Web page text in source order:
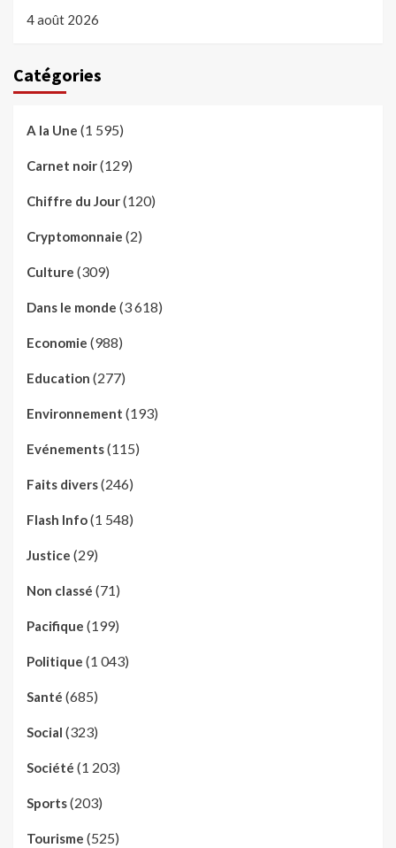
4 août 2026
Catégories
A la Une (1 595)
Carnet noir(129)
Chiffre du Jour(120)
Cryptomonnaie (2)
Culture (309)
Dans le monde (3 618)
Economie (988)
Education (277)
Environnement (193)
Evénements(115)
Faits divers(246)
Flash Info(1 548)
Justice (29)
Non classé (71)
Pacifique (199)
Politique (1 043)
Santé (685)
Social (323)
Société (1 203)
Sports(203)
Tourisme (525)